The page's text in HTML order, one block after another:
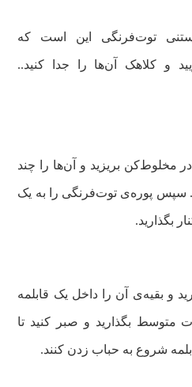
توت‌فرنگی این است که
و کلاهک آن‌ها را جدا کنید..
مخلوط‌کن بریزید و آن‌ها را چند
سپس پوره‌ی توت‌فرنگی را به یک
بگذارید.
و بقیه‌ی آن را داخل یک قابلمه
متوسط بگذارید و صبر کنید تا
شروع به حباب زدن کنند.